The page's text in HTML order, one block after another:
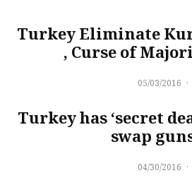
Turkey Eliminate
, Curse of
·
05/03/2016
Turkey has ‘secret
swap
·
04/30/2016